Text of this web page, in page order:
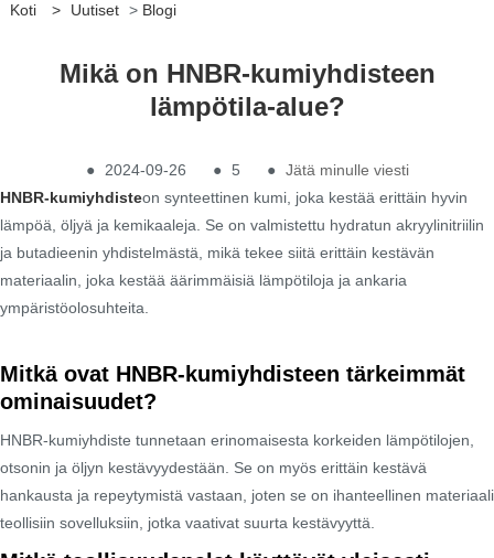
Koti > Uutiset > Blogi
Mikä on HNBR-kumiyhdisteen
lämpötila-alue?
● 2024-09-26 ● 5 ● Jätä minulle viesti
HNBR-kumiyhdisteon synteettinen kumi, joka kestää erittäin hyvin
lämpöä, öljyä ja kemikaaleja. Se on valmistettu hydratun akryylinitriilin
ja butadieenin yhdistelmästä, mikä tekee siitä erittäin kestävän
materiaalin, joka kestää äärimmäisiä lämpötiloja ja ankaria
ympäristöolosuhteita.
Mitkä ovat HNBR-kumiyhdisteen tärkeimmät
ominaisuudet?
HNBR-kumiyhdiste tunnetaan erinomaisesta korkeiden lämpötilojen,
otsonin ja öljyn kestävyydestään. Se on myös erittäin kestävä
hankausta ja repeytymistä vastaan, joten se on ihanteellinen materiaali
teollisiin sovelluksiin, jotka vaativat suurta kestävyyttä.